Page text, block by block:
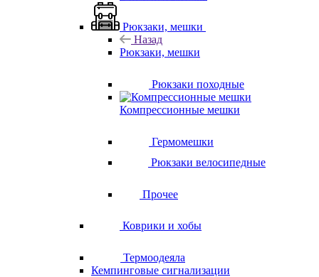
Рюкзаки, мешки
Назад
Рюкзаки, мешки
Рюкзаки походные
Компрессионные мешки
Гермомешки
Рюкзаки велосипедные
Прочее
Коврики и хобы
Термоодеяла
Кемпинговые сигнализации